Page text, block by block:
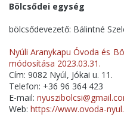
Bölcsődei egység
bölcsődevezető: Bálintné
Nyúli Aranykapu Óvoda és
módosítása 2023.03.31.
Cím: 9082 Nyúl, Jókai u. 11.
Telefon: +36 96 364 423
E-mail:
Web: https://www.ovoda-